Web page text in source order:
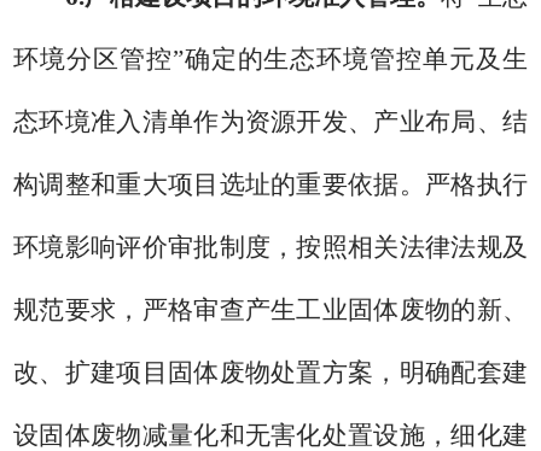
环境分区管控”确定的生态环境管控单元及生
态环境准入清单作为资源开发、产业布局、结
构调整和重大项目选址的重要依据。严格执行
环境影响评价审批制度，按照相关法律法规及
规范要求，严格审查产生工业固体废物的新、
改、扩建项目固体废物处置方案， 明确配套建
设固体废物减量化和无害化处置设施，细化建